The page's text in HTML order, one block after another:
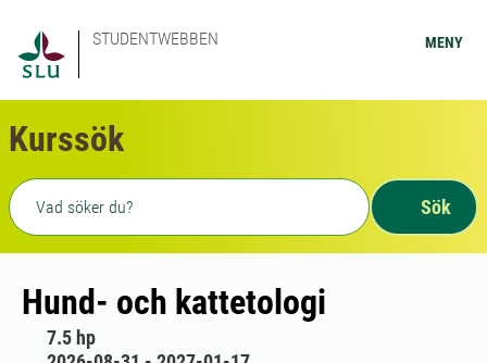
STUDENTWEBBEN MENY
Kurssök
Fritext sökning
Sök
Hund- och kattetologi
7.5 hp